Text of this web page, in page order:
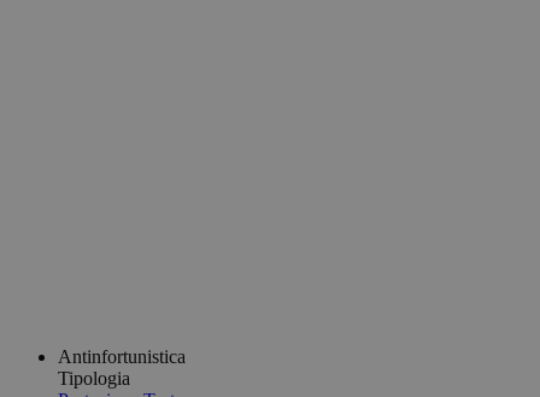
Antinfortunistica
Tipologia